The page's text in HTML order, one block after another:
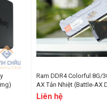
Ram DDR4 Colorful 8G/
AX Tản Nhiệt (Battle-AX
3000)
Liên hệ